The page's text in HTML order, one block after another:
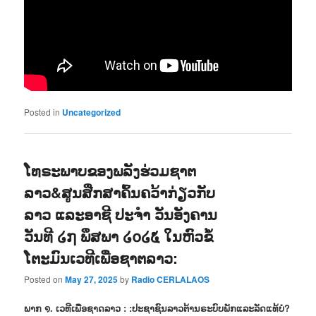
Posted in Uncategorized
ໂທຣະພາບຂອງພລັງຮ່ວມຊາຕ
ລາວ&ສູນສືກສາຄົ້ນຄວ້າກ່ຽວກັບ
ລາວ ແລະອາຊີ ປະຈຳ ວັນອັງຄານ
ວັນທີ ໒໗ ພຶສພາ ໒໐໒໕ ໃນຫົວຂໍ້
ໂຕະມົນເວທີເພື່ອຊາຕລາວ:
Posted onMay 27, 2025by Radio CERLALAOS
ພາກ ໑. ເວທີເພື່ອຊາດລາວ : :ປະຊາຊົນລາວຕ້ານຣະບົບພັກແລະລັດແທ້ບໍ?